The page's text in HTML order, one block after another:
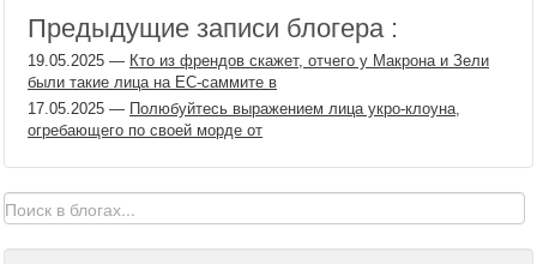
Предыдущие записи блогера :
19.05.2025 — Кто из френдов скажет, отчего у Макрона и Зели
были такие лица на ЕС-саммите в
17.05.2025 — Полюбуйтесь выражением лица укро-клоуна,
огребающего по своей морде от